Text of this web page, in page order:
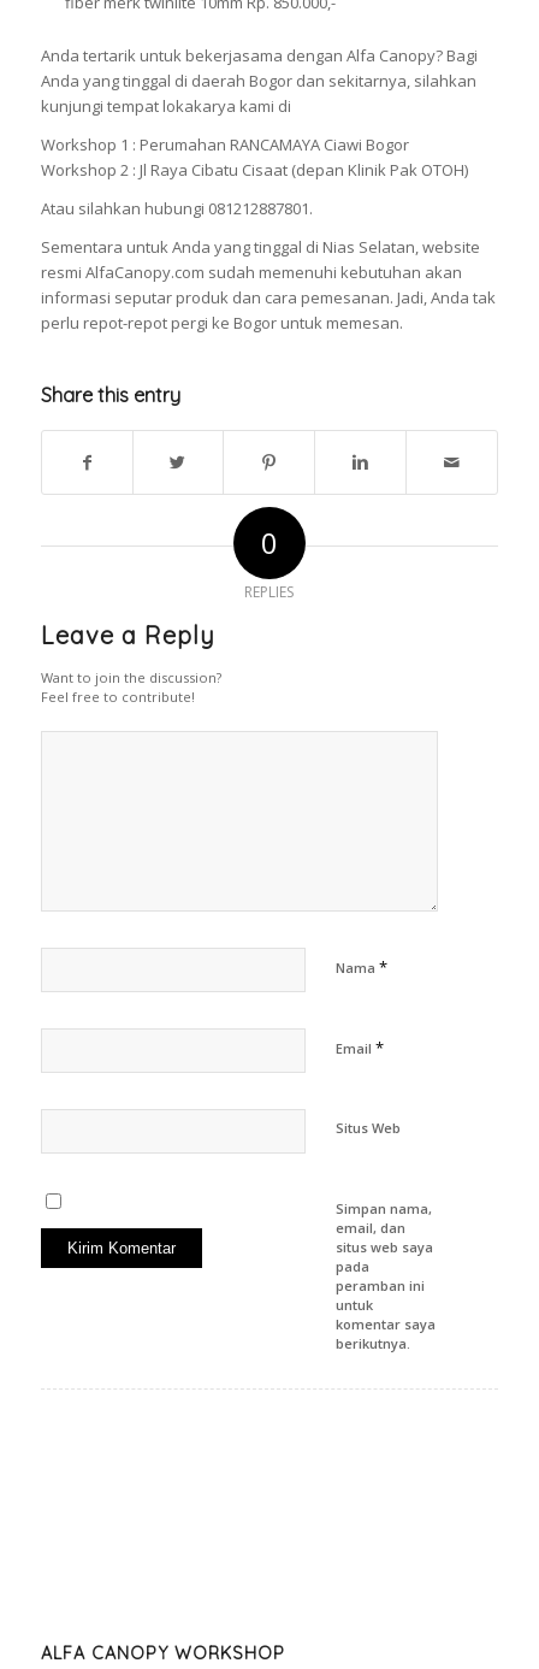
Anda tertarik untuk bekerjasama dengan Alfa Canopy? Bagi
Anda yang tinggal di daerah Bogor dan sekitarnya, silahkan
kunjungi tempat lokakarya kami di
Workshop 1 : Perumahan RANCAMAYA Ciawi Bogor
Workshop 2 : Jl Raya Cibatu Cisaat (depan Klinik Pak OTOH)
Atau silahkan hubungi 081212887801.
Sementara untuk Anda yang tinggal di Nias Selatan, website
resmi AlfaCanopy.com sudah memenuhi kebutuhan akan
informasi seputar produk dan cara pemesanan. Jadi, Anda tak
perlu repot-repot pergi ke Bogor untuk memesan.
Share this entry
0
REPLIES
Leave a Reply
Want to join the discussion?
Feel free to contribute!
Nama *
Email *
Situs Web
Simpan nama,
email, dan
situs web saya
pada
peramban ini
untuk
komentar saya
berikutnya.
ALFA CANOPY WORKSHOP